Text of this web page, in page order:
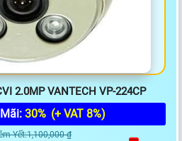
2.0MP VANTECH VP-224CP
30% (+ VAT 8%)
Yết:1,100,000 ₫